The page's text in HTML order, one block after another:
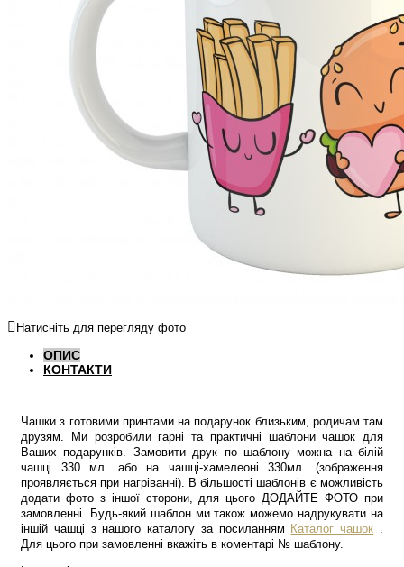
Натисніть для перегляду фото
ОПИС
КОНТАКТИ
Чашки з готовими принтами на подарунок близьким, родичам там
друзям. Ми розробили гарні та практичні шаблони чашок для
Ваших подарунків. Замовити друк по шаблону можна на білій
чашці 330 мл. або на чашці-хамелеоні 330мл. (зображення
проявляється при нагріванні). В більшості шаблонів є можливість
додати фото з іншої сторони, для цього ДОДАЙТЕ ФОТО при
замовленні. Будь-який шаблон ми також можемо надрукувати на
іншій чашці з нашого каталогу за посиланням Каталог чашок .
Для цього при замовленні вкажіть в коментарі № шаблону.